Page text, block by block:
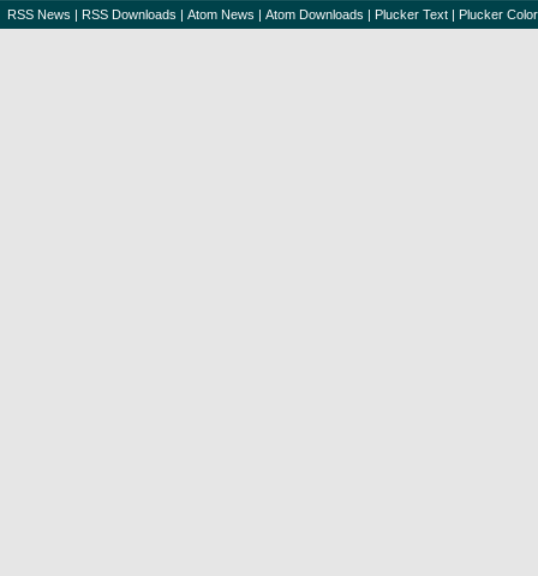
RSS News | RSS Downloads | Atom News | Atom Downloads | Plucker Text | Plucker Color